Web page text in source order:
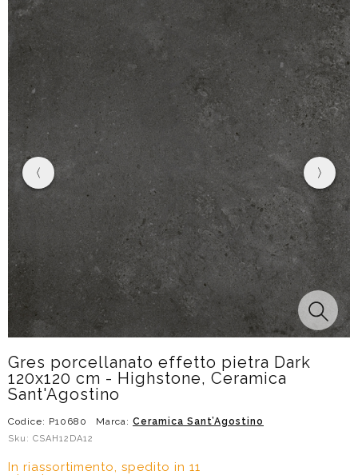
Gres porcellanato effetto pietra Dark
120x120 cm - Highstone, Ceramica
Sant'Agostino
Codice: P10680 Marca: Ceramica Sant’Agostino
Sku: CSAH12DA12
In riassortimento, spedito in 11